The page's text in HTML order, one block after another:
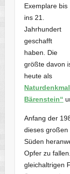
Exemplare bis
ins 21.
Jahrhundert
geschafft
haben. Die
größte davon
heute als
Naturdenkmal
Bärenstein“
Anfang der
dieses großen
Süden
Opfer zu
gleichaltrigen